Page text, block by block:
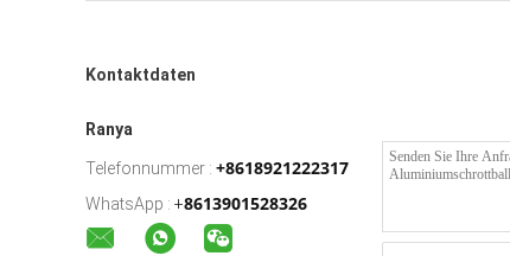
Kontaktdaten
Ranya
Telefonnummer : +8618921222317
WhatsApp : +8613901528326